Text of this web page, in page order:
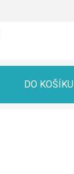
DO KOŠÍKU